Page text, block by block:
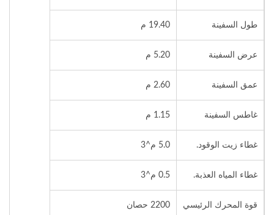
طول السفينة 19.40 م
عرض السفينة 5.20 م
عمق السفينة 2.60 م
غاطس السفينة 1.15 م
غطاء زيت الوقود. 5.0 م^3
غطاء المياه العذبة. 0.5 م^3
قوة المحرك الرئيسي 2200 حصان